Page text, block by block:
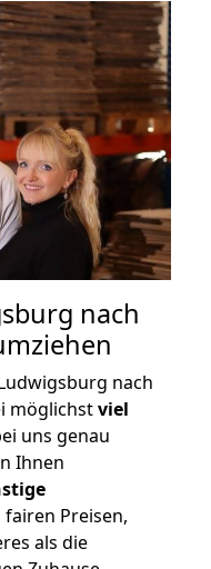
nach
nach
möglichstviel
uns genau
Ihnen
fairen Preisen,
als die